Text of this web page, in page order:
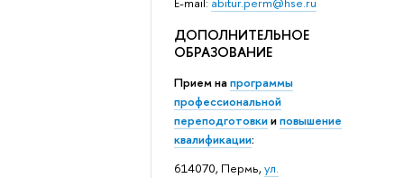
ДОПОЛНИТЕЛЬНОЕ
ОБРАЗОВАНИЕ
Прием напрограммы
профессиональной
переподготовкииповышение
квалификации:
614070, Пермь,ул.